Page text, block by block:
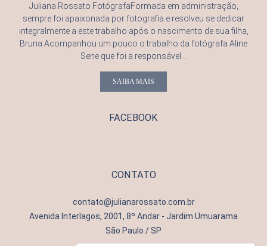
Juliana Rossato FotógrafaFormada em administração,
sempre foi apaixonada por fotografia e resolveu se dedicar
integralmente a este trabalho após o nascimento de sua filha,
Bruna.Acompanhou um pouco o trabalho da fotógrafa Aline
Sene que foi a responsável...
SAIBA MAIS
FACEBOOK
CONTATO
contato@julianarossato.com.br
Avenida Interlagos, 2001, 8º Andar - Jardim Umuarama
São Paulo / SP